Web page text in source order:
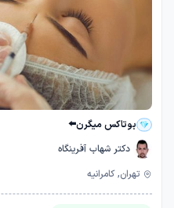
بوتاکس میگرن⬅️
دکتر شهاب آفرینگاه
تهران, کامرانیه